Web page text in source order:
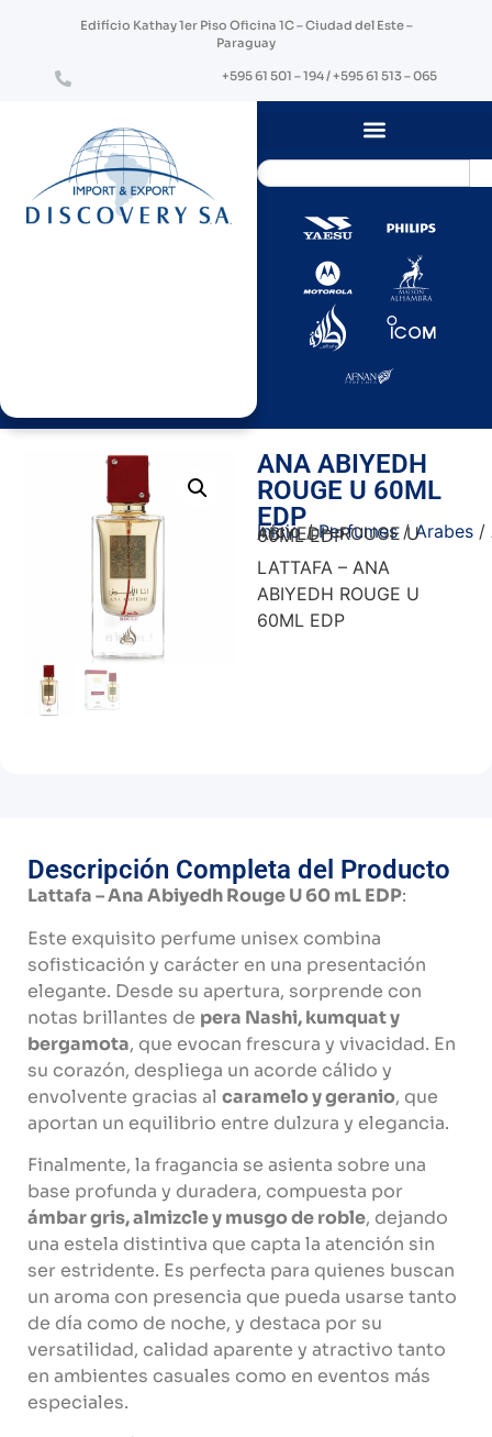
Edifício Kathay 1er Piso Oficina 1C – Ciudad del Este –
Paraguay
+595 61 501 – 194 / +595 61 513 – 065
ANA ABIYEDH
ROUGE U 60ML
EDP
Inicio/Perfumes/ Arabes
/ ANA ABIYEDH ROUGE U 60ML EDP
LATTAFA – ANA
ABIYEDH ROUGE U
60ML EDP
Descripción Completa del Producto
Lattafa – Ana Abiyedh Rouge U 60 mL EDP:
Este exquisito perfume unisex combina
sofisticación y carácter en una presentación
elegante. Desde su apertura, sorprende con
notas brillantes de pera Nashi, kumquat y
bergamota, que evocan frescura y vivacidad. En
su corazón, despliega un acorde cálido y
envolvente gracias al caramelo y geranio, que
aportan un equilibrio entre dulzura y elegancia.
Finalmente, la fragancia se asienta sobre una
base profunda y duradera, compuesta por
ámbar gris, almizcle y musgo de roble, dejando
una estela distintiva que capta la atención sin
ser estridente. Es perfecta para quienes buscan
un aroma con presencia que pueda usarse tanto
de día como de noche, y destaca por su
versatilidad, calidad aparente y atractivo tanto
en ambientes casuales como en eventos más
especiales.